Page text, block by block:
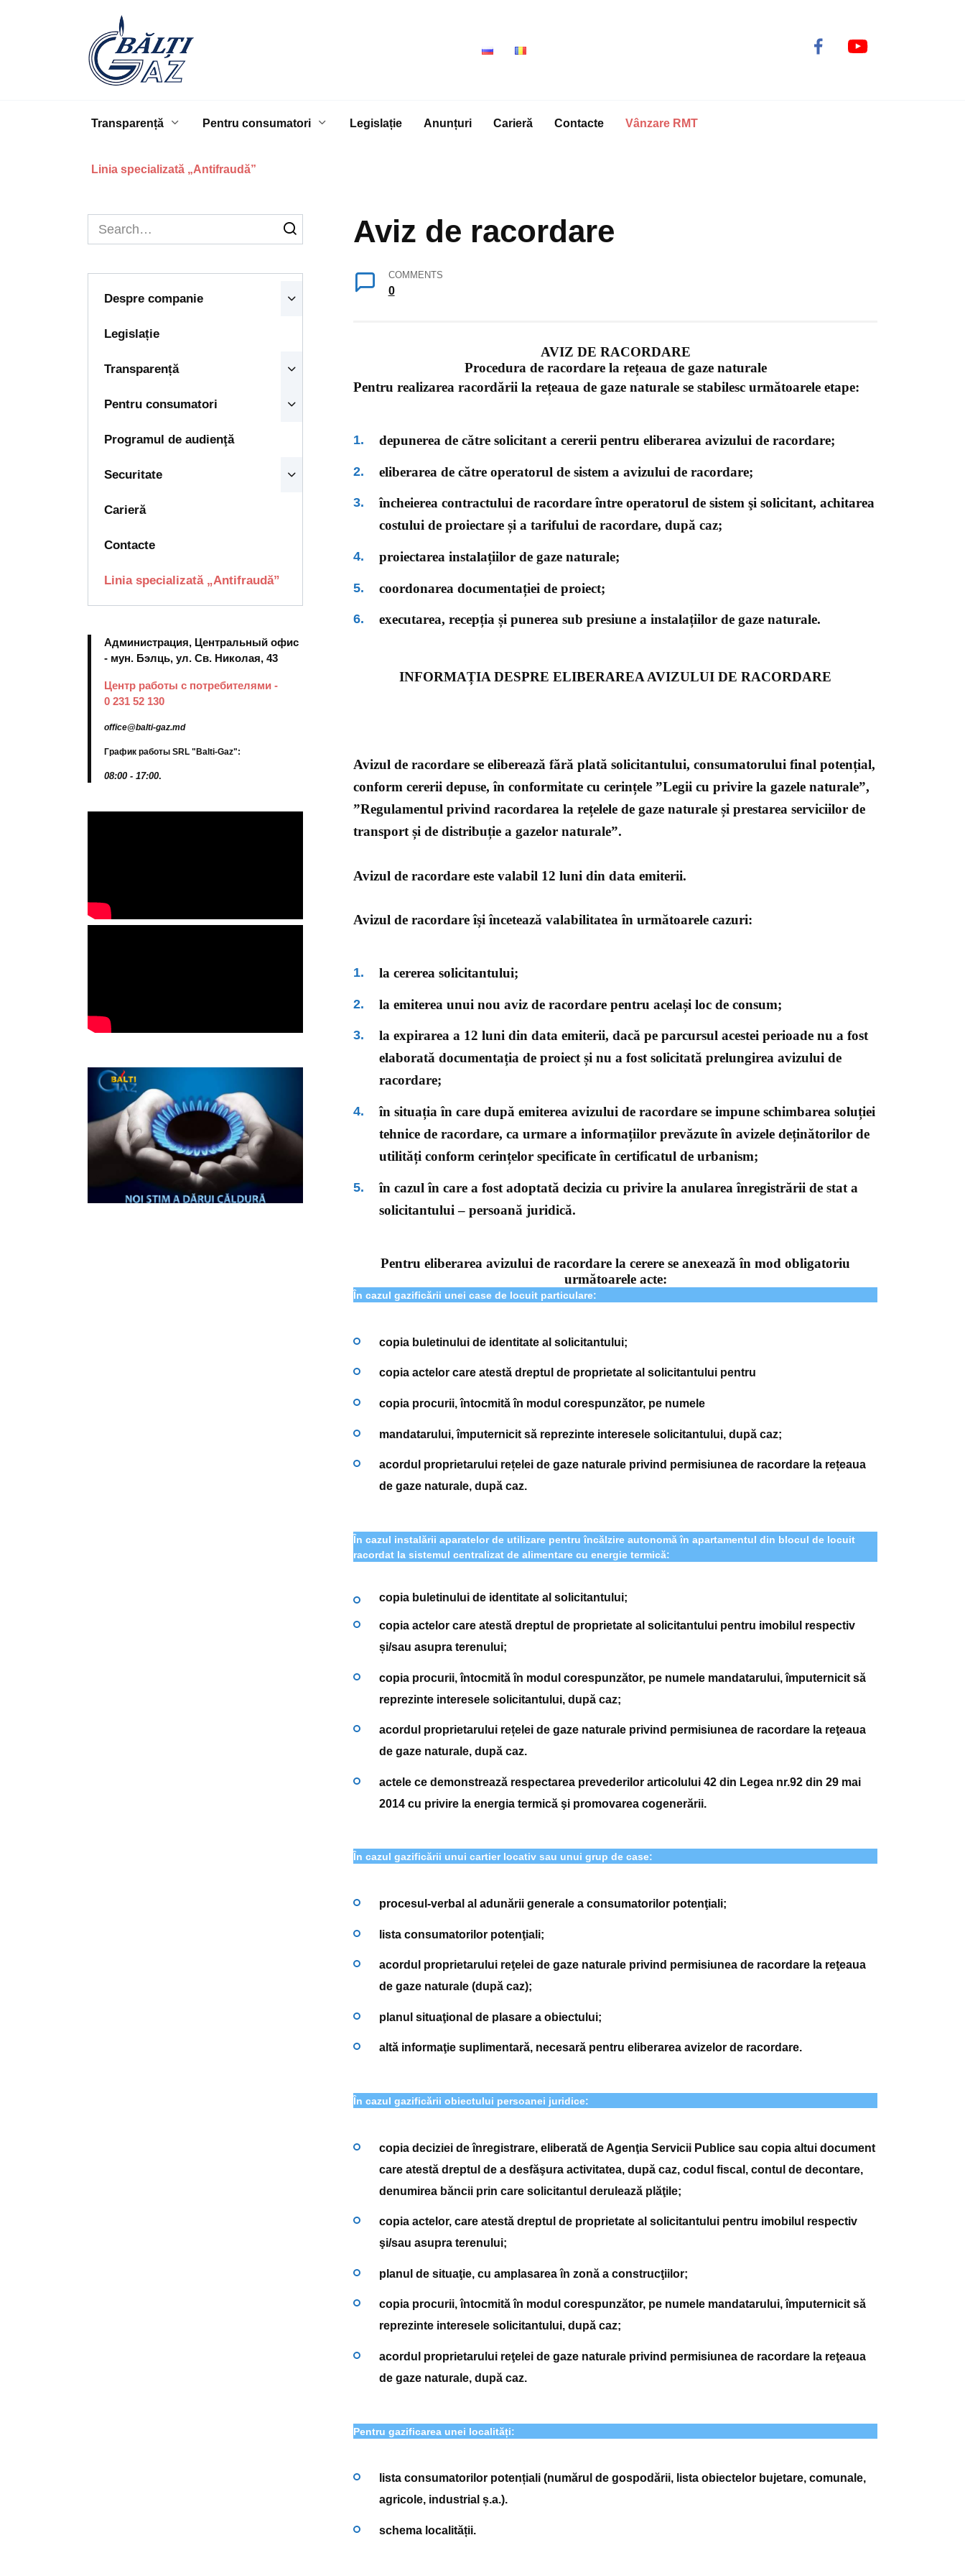
Transparență Pentru consumatori Legislație Anunțuri Carieră Contacte Vânzare RMT
Linia specializată „Antifraudă”
Aviz de racordare
COMMENTS
0
AVIZ DE RACORDARE
Procedura de racordare la rețeaua de gaze naturale
Pentru realizarea racordării la rețeaua de gaze naturale se stabilesc următoarele etape:
depunerea de către solicitant a cererii pentru eliberarea avizului de racordare;
eliberarea de către operatorul de sistem a avizului de racordare;
încheierea contractului de racordare între operatorul de sistem şi solicitant, achitarea
costului de proiectare și a tarifului de racordare, după caz;
proiectarea instalațiilor de gaze naturale;
coordonarea documentației de proiect;
executarea, recepția și punerea sub presiune a instalațiilor de gaze naturale.
INFORMAȚIA DESPRE ELIBERAREA AVIZULUI DE RACORDARE
Avizul de racordare se eliberează fără plată solicitantului, consumatorului final potențial,
conform cererii depuse, în conformitate cu cerințele ”Legii cu privire la gazele naturale”,
”Regulamentul privind racordarea la rețelele de gaze naturale și prestarea serviciilor de
transport și de distribuție a gazelor naturale”.
Avizul de racordare este valabil 12 luni din data emiterii.
Avizul de racordare își încetează valabilitatea în următoarele cazuri:
la cererea solicitantului;
la emiterea unui nou aviz de racordare pentru același loc de consum;
la expirarea a 12 luni din data emiterii, dacă pe parcursul acestei perioade nu a fost
elaborată documentația de proiect și nu a fost solicitată prelungirea avizului de
racordare;
în situația în care după emiterea avizului de racordare se impune schimbarea soluției
tehnice de racordare, ca urmare a informațiilor prevăzute în avizele deținătorilor de
utilități conform cerințelor specificate în certificatul de urbanism;
în cazul în care a fost adoptată decizia cu privire la anularea înregistrării de stat a
solicitantului – persoană juridică.
Pentru eliberarea avizului de racordare la cerere se anexează în mod obligatoriu
următoarele acte:
În cazul gazificării unei case de locuit particulare:
copia buletinului de identitate al solicitantului;
copia actelor care atestă dreptul de proprietate al solicitantului pentru
copia procurii, întocmită în modul corespunzător, pe numele
mandatarului, împuternicit să reprezinte interesele solicitantului, după caz;
acordul proprietarului rețelei de gaze naturale privind permisiunea de racordare la rețeaua
de gaze naturale, după caz.
În cazul instalării aparatelor de utilizare pentru încălzire autonomă în apartamentul din blocul de locuit
racordat la sistemul centralizat de alimentare cu energie termică:
copia buletinului de identitate al solicitantului;
copia actelor care atestă dreptul de proprietate al solicitantului pentru imobilul respectiv
și/sau asupra terenului;
copia procurii, întocmită în modul corespunzător, pe numele mandatarului, împuternicit să
reprezinte interesele solicitantului, după caz;
acordul proprietarului rețelei de gaze naturale privind permisiunea de racordare la reţeaua
de gaze naturale, după caz.
actele ce demonstrează respectarea prevederilor articolului 42 din Legea nr.92 din 29 mai
2014 cu privire la energia termică şi promovarea cogenerării.
În cazul gazificării unui cartier locativ sau unui grup de case:
procesul-verbal al adunării generale a consumatorilor potenţiali;
lista consumatorilor potenţiali;
acordul proprietarului reţelei de gaze naturale privind permisiunea de racordare la reţeaua
de gaze naturale (după caz);
planul situaţional de plasare a obiectului;
altă informaţie suplimentară, necesară pentru eliberarea avizelor de racordare.
În cazul gazificării obiectului persoanei juridice:
copia deciziei de înregistrare, eliberată de Agenţia Servicii Publice sau copia altui document
care atestă dreptul de a desfăşura activitatea, după caz, codul fiscal, contul de decontare,
denumirea băncii prin care solicitantul derulează plăţile;
copia actelor, care atestă dreptul de proprietate al solicitantului pentru imobilul respectiv
şi/sau asupra terenului;
planul de situaţie, cu amplasarea în zonă a construcţiilor;
copia procurii, întocmită în modul corespunzător, pe numele mandatarului, împuternicit să
reprezinte interesele solicitantului, după caz;
acordul proprietarului reţelei de gaze naturale privind permisiunea de racordare la reţeaua
de gaze naturale, după caz.
Pentru gazificarea unei localități:
lista consumatorilor potențiali (numărul de gospodării, lista obiectelor bujetare, comunale,
agricole, industrial ș.a.).
schema localității.
Search
for:
Despre companie
Legislație
Transparență
Pentru consumatori
Programul de audienţă
Securitate
Carieră
Contacte
Linia specializată „Antifraudă”
Администрация, Центральный офис
- мун. Бэлць, ул. Св. Николая, 43
Центр работы с потребителями -
0 231 52 130
office@balti-gaz.md
График работы SRL "Balti-Gaz":
08:00 - 17:00.